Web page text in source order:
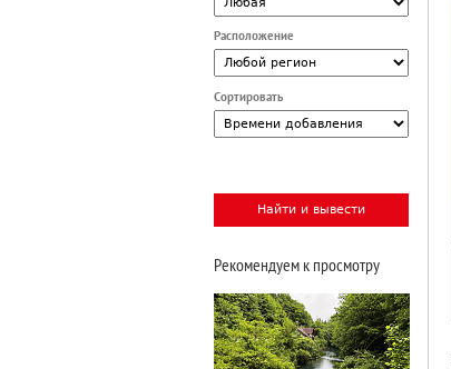
Расположение
Сортировать
Рекомендуем к просмотру